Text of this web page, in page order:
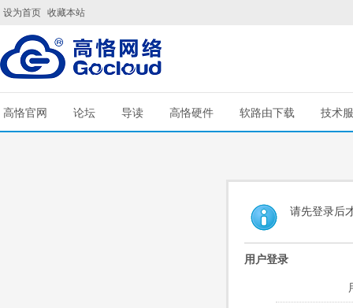
设为首页 收藏本站
高恪官网 论坛 导读 高恪硬件 软路由下载 技术
请先登录后
用户登录